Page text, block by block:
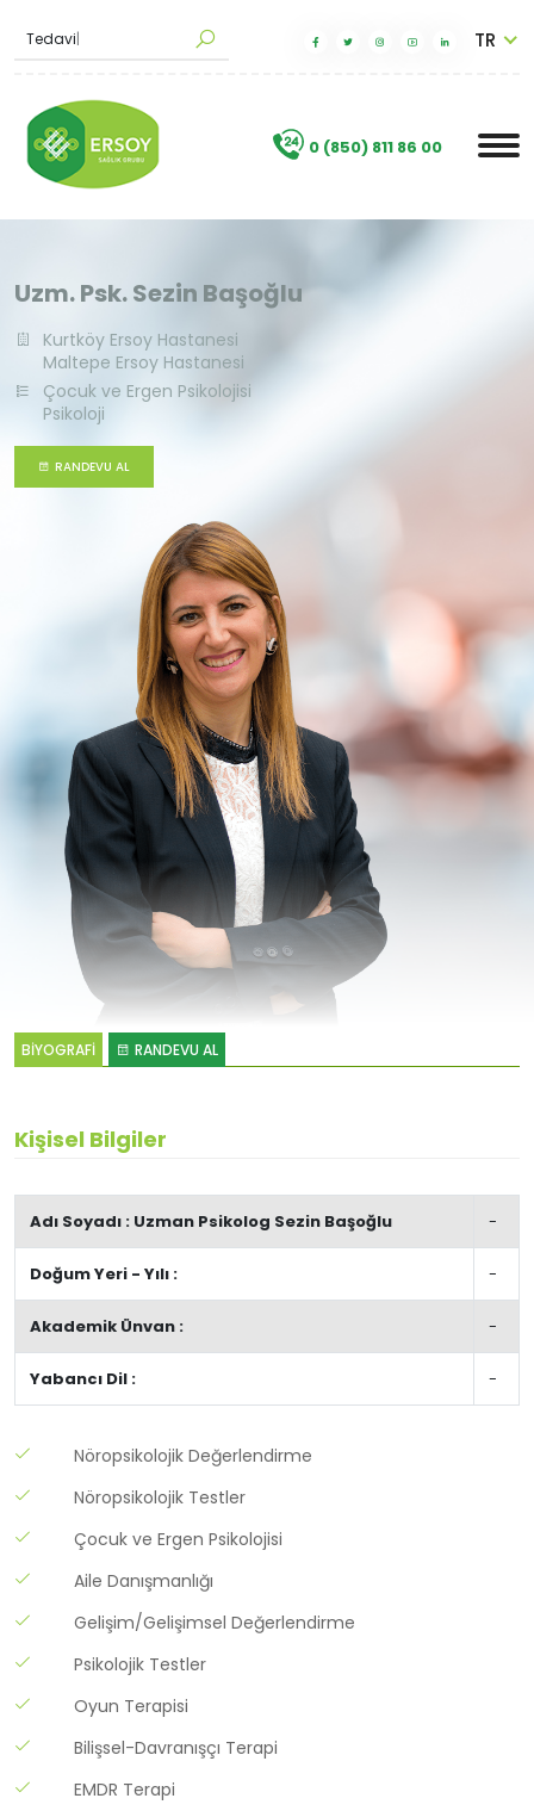
0 (850) 811 86 00
.
| TR
Uzm. Psk. Sezin Başoğlu
Kurtköy Ersoy Hastanesi
Maltepe Ersoy Hastanesi
Çocuk ve Ergen Psikolojisi
Psikoloji
RANDEVU AL
BİYOGRAFİ RANDEVU AL
Kişisel Bilgiler
Adı Soyadı : Uzman Psikolog Sezin Başoğlu -
Doğum Yeri - Yılı : -
Akademik Ünvan : -
Yabancı Dil : -
Nöropsikolojik Değerlendirme
Nöropsikolojik Testler
Çocuk ve Ergen Psikolojisi
Aile Danışmanlığı
Gelişim/Gelişimsel Değerlendirme
Psikolojik Testler
Oyun Terapisi
Bilişsel-Davranışçı Terapi
EMDR Terapi